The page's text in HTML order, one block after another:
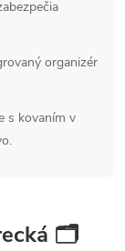
organizér
s kovaním v
🗂